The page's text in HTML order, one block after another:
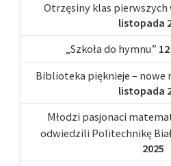
Otrzęsiny klas pierwszych
listopada
„Szkoła do hymnu”
Biblioteka pięknieje – nowe
listopada
Młodzi pasjonaci
odwiedzili Politechnikę
2025